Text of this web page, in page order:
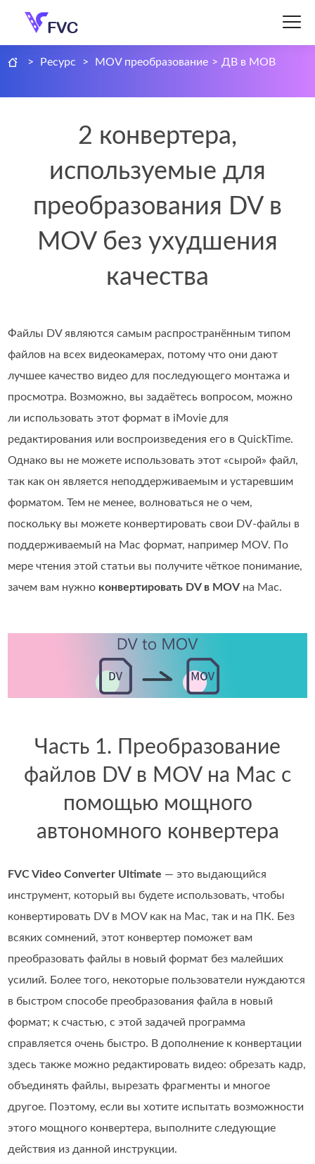
> Ресурс > MOV преобразование > ДВ в МОВ
2 конвертера,
используемые для
преобразования DV в
MOV без ухудшения
качества
Файлы DV являются самым распространённым типом
файлов на всех видеокамерах, потому что они дают
лучшее качество видео для последующего монтажа и
просмотра. Возможно, вы задаётесь вопросом, можно
ли использовать этот формат в iMovie для
редактирования или воспроизведения его в QuickTime.
Однако вы не можете использовать этот «сырой» файл,
так как он является неподдерживаемым и устаревшим
форматом. Тем не менее, волноваться не о чем,
поскольку вы можете конвертировать свои DV‑файлы в
поддерживаемый на Mac формат, например MOV. По
мере чтения этой статьи вы получите чёткое понимание,
зачем вам нужно конвертировать DV в MOV на Mac.
Часть 1. Преобразование
файлов DV в MOV на Mac с
помощью мощного
автономного конвертера
FVC Video Converter Ultimate — это выдающийся
инструмент, который вы будете использовать, чтобы
конвертировать DV в MOV как на Mac, так и на ПК. Без
всяких сомнений, этот конвертер поможет вам
преобразовать файлы в новый формат без малейших
усилий. Более того, некоторые пользователи нуждаются
в быстром способе преобразования файла в новый
формат; к счастью, с этой задачей программа
справляется очень быстро. В дополнение к конвертации
здесь также можно редактировать видео: обрезать кадр,
объединять файлы, вырезать фрагменты и многое
другое. Поэтому, если вы хотите испытать возможности
этого мощного конвертера, выполните следующие
действия из данной инструкции.